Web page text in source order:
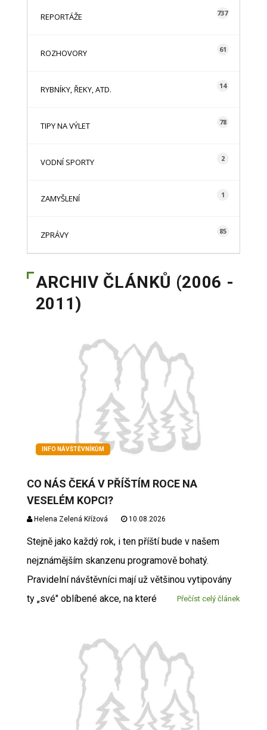
REPORTÁŽE 737
ROZHOVORY 61
RYBNÍKY, ŘEKY, ATD. 14
TIPY NA VÝLET 78
VODNÍ SPORTY 2
ZAMYŠLENÍ 1
ZPRÁVY 85
ARCHIV ČLÁNKŮ (2006 -
2011)
INFO NÁVŠTĚVNÍKŮM
CO NÁS ČEKÁ V PŘÍŠTÍM ROCE NA
VESELÉM KOPCI?
Helena Zelená Křížová 10.08.2026
Stejně jako každý rok, i ten příští bude v našem
nejznámějším skanzenu programově bohatý.
Pravidelní návštěvníci mají už většinou vytipovány
ty „své" oblíbené akce, na které
Přečíst celý článek